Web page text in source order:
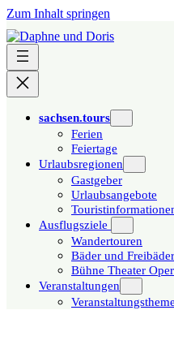
Zum Inhalt springen
sachsen.tours
Ferien
Feiertage
Urlaubsregionen
Gastgeber
Urlaubsangebote
Ausflugsziele
Wandertouren
Bäder und Freibäder
Bühne Theater Oper
Veranstaltungen